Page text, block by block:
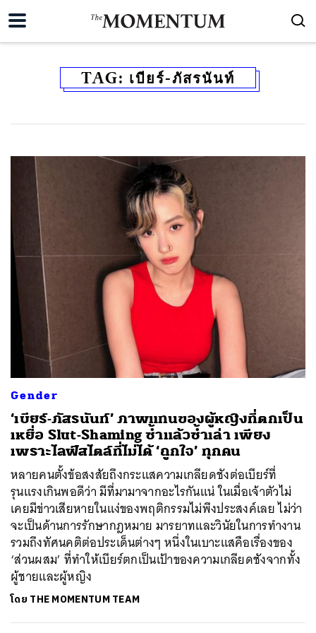
TAG: เบียร์-ภัสรนันท์
Gender
‘เบียร์-ภัสรนันท์’ ภาพแทนของผู้หญิงที่ตกเป็น
เหยื่อ Slut-Shaming ซ้ำแล้วซ้ำเล่า เพียง
เพราะไลฟ์สไตล์ที่ไม่ได้ ‘ถูกใจ’ ทุกคน
หลายคนตั้งข้อสงสัยถึงกระแสความเกลียดชังต่อเบียร์ที่
รุนแรงเกินพอดีว่า มีที่มามาจากอะไรกันแน่ ในเมื่อเจ้าตัวไม่
เคยมีข่าวเสียหายในแง่ของพฤติกรรมไม่พึงประสงค์เลย ไม่ว่า
จะเป็นด้านการรักษากฎหมาย มารยาทและวินัยในการทำงาน
รวมถึงทัศนคติต่อประเด็นต่างๆ หนึ่งในเบาะแสคือเรื่องของ
‘ส่วนผสม’ ที่ทำให้เบียร์ตกเป็นเป้าของความเกลียดชังจากทั้ง
ผู้ชายและผู้หญิง
โดย THE MOMENTUM TEAM
ค้นหา